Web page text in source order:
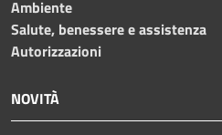
Ambiente
Salute, benessere e assistenza
Autorizzazioni
NOVITÀ